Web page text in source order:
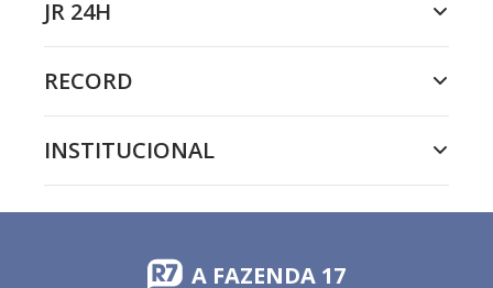
JR 24H
RECORD
INSTITUCIONAL
A FAZENDA 17